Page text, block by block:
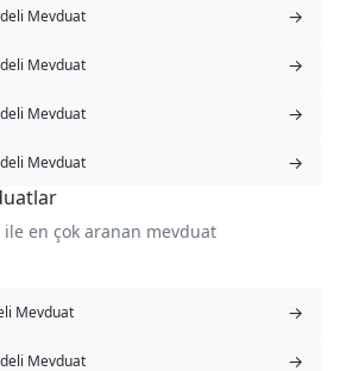
Mevduat →
Mevduat →
Mevduat →
Mevduat →
en çok aranan mevduat
Mevduat →
Mevduat →